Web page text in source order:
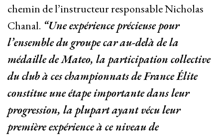
chemin de l’instructeur responsable Nicholas
Chanal. “Une expérience précieuse pour
l’ensemble du groupe car au-delà de la
médaille de Mateo, la participation collective
du club à ces championnats de France Élite
constitue une étape importante dans leur
progression, la plupart ayant vécu leur
première expérience à ce niveau de